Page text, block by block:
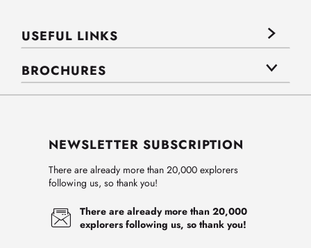
USEFUL LINKS
BROCHURES
NEWSLETTER SUBSCRIPTION
There are already more than 20,000 explorers
following us, so thank you!
There are already more than 20,000
explorers following us, so thank you!